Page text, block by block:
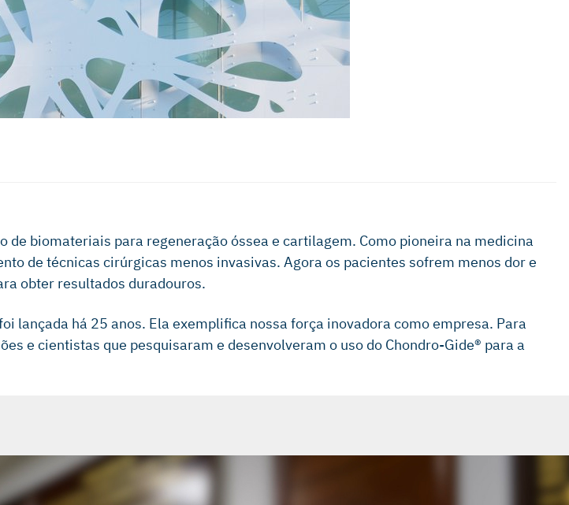
de biomateriais para regeneração óssea e cartilagem. Como pioneira na medicina
de técnicas cirúrgicas menos invasivas. Agora os pacientes sofrem menos dor e
obter resultados duradouros.
lançada há 25 anos. Ela exemplifica nossa força inovadora como empresa. Para
e cientistas que pesquisaram e desenvolveram o uso do Chondro-Gide® para a